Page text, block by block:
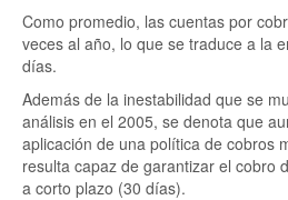
Como promedio, las cuentas por
veces al año, lo que se traduce a la
días.
Además de la inestabilidad que se
análisis en el 2005, se denota que
aplicación de una política de cobros
resulta capaz de garantizar el cobro
a corto plazo (30 días).